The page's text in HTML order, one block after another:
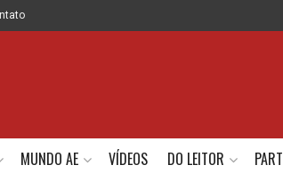
MUNDO AE VÍDEOS DO LEITOR